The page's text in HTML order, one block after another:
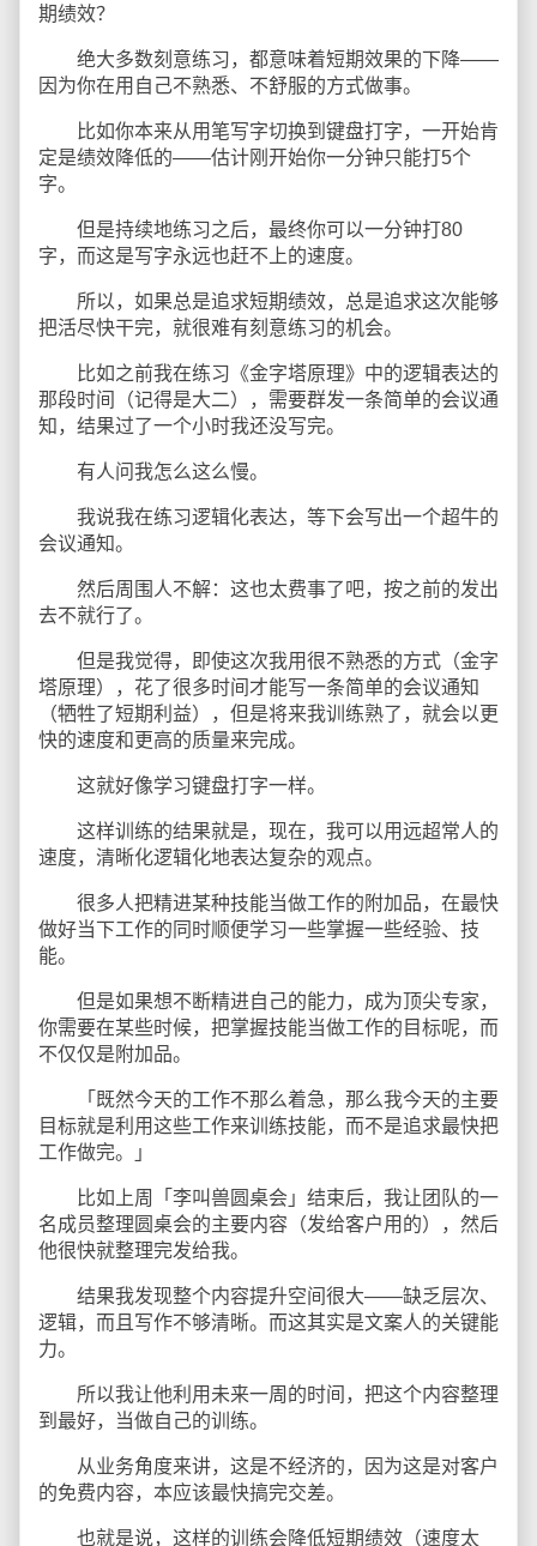
期绩效？
绝大多数刻意练习，都意味着短期效果的下降——
因为你在用自己不熟悉、不舒服的方式做事。
比如你本来从用笔写字切换到键盘打字，一开始肯
定是绩效降低的——估计刚开始你一分钟只能打5个
字。
但是持续地练习之后，最终你可以一分钟打80
字，而这是写字永远也赶不上的速度。
所以，如果总是追求短期绩效，总是追求这次能够
把活尽快干完，就很难有刻意练习的机会。
比如之前我在练习《金字塔原理》中的逻辑表达的
那段时间（记得是大二），需要群发一条简单的会议通
知，结果过了一个小时我还没写完。
有人问我怎么这么慢。
我说我在练习逻辑化表达，等下会写出一个超牛的
会议通知。
然后周围人不解：这也太费事了吧，按之前的发出
去不就行了。
但是我觉得，即使这次我用很不熟悉的方式（金字
塔原理），花了很多时间才能写一条简单的会议通知
（牺牲了短期利益），但是将来我训练熟了，就会以更
快的速度和更高的质量来完成。
这就好像学习键盘打字一样。
这样训练的结果就是，现在，我可以用远超常人的
速度，清晰化逻辑化地表达复杂的观点。
很多人把精进某种技能当做工作的附加品，在最快
做好当下工作的同时顺便学习一些掌握一些经验、技
能。
但是如果想不断精进自己的能力，成为顶尖专家，
你需要在某些时候，把掌握技能当做工作的目标呢，而
不仅仅是附加品。
「既然今天的工作不那么着急，那么我今天的主要
目标就是利用这些工作来训练技能，而不是追求最快把
工作做完。」
比如上周「李叫兽圆桌会」结束后，我让团队的一
名成员整理圆桌会的主要内容（发给客户用的），然后
他很快就整理完发给我。
结果我发现整个内容提升空间很大——缺乏层次、
逻辑，而且写作不够清晰。而这其实是文案人的关键能
力。
所以我让他利用未来一周的时间，把这个内容整理
到最好，当做自己的训练。
从业务角度来讲，这是不经济的，因为这是对客户
的免费内容，本应该最快搞完交差。
也就是说，这样的训练会降低短期绩效（速度太